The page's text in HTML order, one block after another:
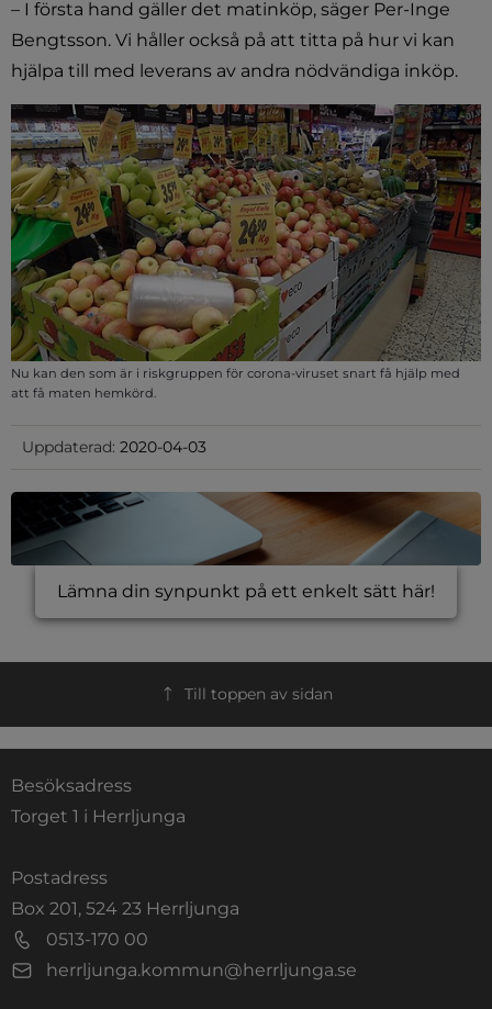
– I första hand gäller det matinköp, säger Per-Inge
Bengtsson. Vi håller också på att titta på hur vi kan
hjälpa till med leverans av andra nödvändiga inköp.
Nu kan den som är i riskgruppen för corona-viruset snart få hjälp med
att få maten hemkörd.
Uppdaterad: 2020-04-03
Lämna din synpunkt på ett enkelt sätt här!
Till toppen av sidan
Besöksadress
Torget 1 i Herrljunga
Postadress
Box 201, 524 23 Herrljunga
0513-170 00
herrljunga.kommun@herrljunga.se